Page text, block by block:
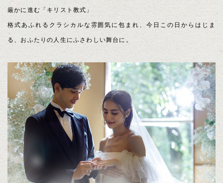
厳かに進む「キリスト教式」
格式あふれるクラシカルな雰囲気に包まれ、今日この日からはじま
る、おふたりの人生にふさわしい舞台に。